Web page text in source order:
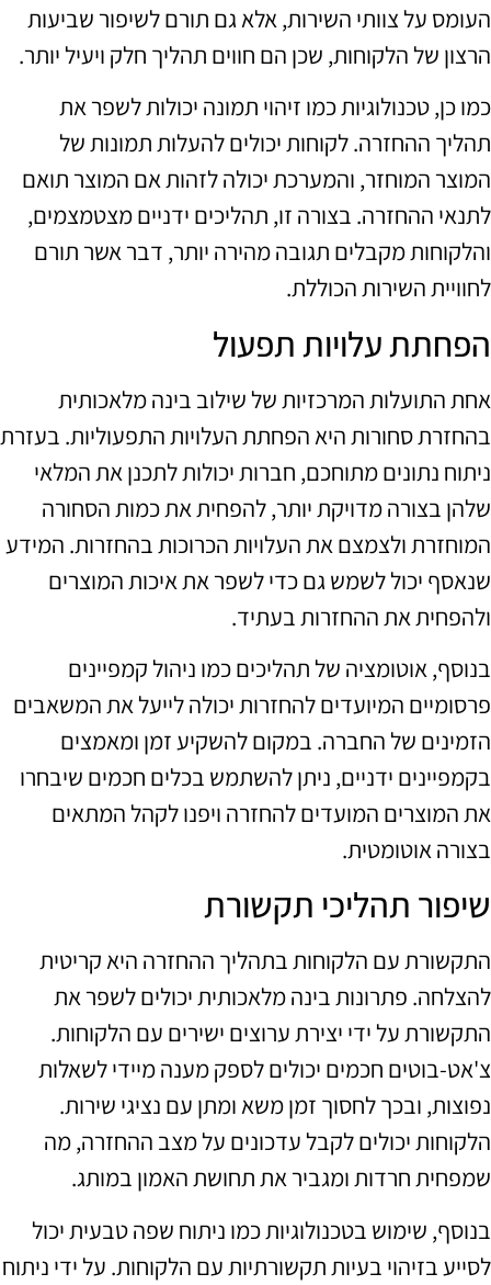
העומס על צוותי השירות, אלא גם תורם לשיפור שביעות
הרצון של הלקוחות, שכן הם חווים תהליך חלק ויעיל יותר.
כמו כן, טכנולוגיות כמו זיהוי תמונה יכולות לשפר את
תהליך ההחזרה. לקוחות יכולים להעלות תמונות של
המוצר המוחזר, והמערכת יכולה לזהות אם המוצר תואם
לתנאי ההחזרה. בצורה זו, תהליכים ידניים מצטמצמים,
והלקוחות מקבלים תגובה מהירה יותר, דבר אשר תורם
לחוויית השירות הכוללת.
הפחתת עלויות תפעול
אחת התועלות המרכזיות של שילוב בינה מלאכותית
בהחזרת סחורות היא הפחתת העלויות התפעוליות. בעזרת
ניתוח נתונים מתוחכם, חברות יכולות לתכנן את המלאי
שלהן בצורה מדויקת יותר, להפחית את כמות הסחורה
המוחזרת ולצמצם את העלויות הכרוכות בהחזרות. המידע
שנאסף יכול לשמש גם כדי לשפר את איכות המוצרים
ולהפחית את ההחזרות בעתיד.
בנוסף, אוטומציה של תהליכים כמו ניהול קמפיינים
פרסומיים המיועדים להחזרות יכולה לייעל את המשאבים
הזמינים של החברה. במקום להשקיע זמן ומאמצים
בקמפיינים ידניים, ניתן להשתמש בכלים חכמים שיבחרו
את המוצרים המועדים להחזרה ויפנו לקהל המתאים
בצורה אוטומטית.
שיפור תהליכי תקשורת
התקשורת עם הלקוחות בתהליך ההחזרה היא קריטית
להצלחה. פתרונות בינה מלאכותית יכולים לשפר את
התקשורת על ידי יצירת ערוצים ישירים עם הלקוחות.
צ'אט-בוטים חכמים יכולים לספק מענה מיידי לשאלות
נפוצות, ובכך לחסוך זמן משא ומתן עם נציגי שירות.
הלקוחות יכולים לקבל עדכונים על מצב ההחזרה, מה
שמפחית חרדות ומגביר את תחושת האמון במותג.
בנוסף, שימוש בטכנולוגיות כמו ניתוח שפה טבעית יכול
לסייע בזיהוי בעיות תקשורתיות עם הלקוחות. על ידי ניתוח